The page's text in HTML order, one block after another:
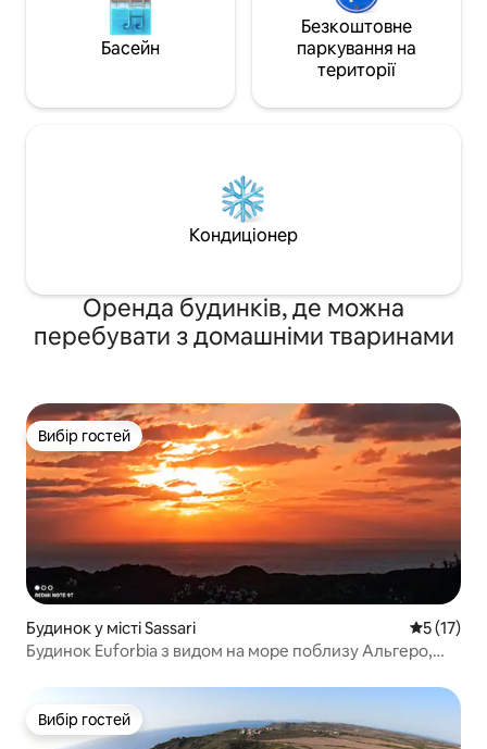
Басейн
Безкоштовне
паркування на
території
Кондиціонер
Оренда будинків, де можна
перебувати з домашніми тваринами
Вибір гостей
Вибір гостей
Будинок у місті Sassari Середня
5 (17)
Будинок Euforbia з видом на море поблизу Альгеро,
Вибір гостей
Вибір гостей